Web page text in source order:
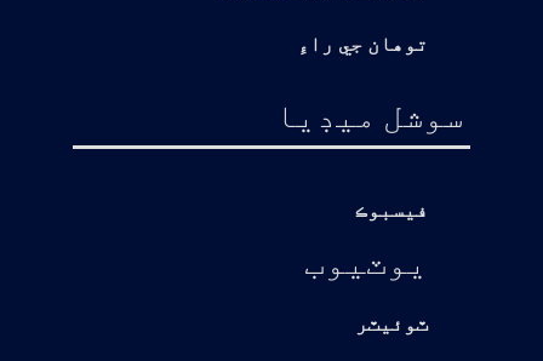
توهان جي راءِ
سوشل ميڊيا
فيسبوڪ
يوٽيوب
ٽوئيٽر